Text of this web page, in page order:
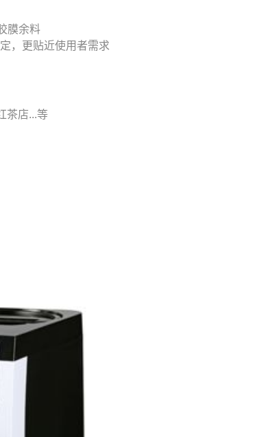
膜余料
，更贴近使用者需求
茶店...等